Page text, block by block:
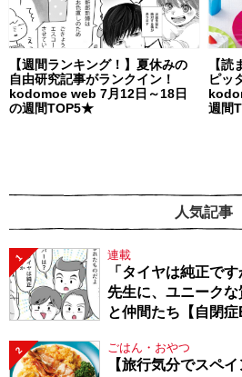
【週間ランキング！】夏休みの
自由研究記事がランクイン！
kodomoe web 7月12日～18日
の週間TOP5★
【
ピッ
週間
人気記事
1 連載
「タイヤは純正で
先生に、ユニーク
と仲間たち【自閉
2 ごはん・おやつ
【旅行気分でスペ